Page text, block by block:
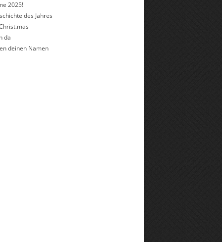
2025!
des Jahres
da
deinen Namen